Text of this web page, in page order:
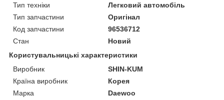
Тип техніки
Легковий автомобіль
Тип запчастини
Оригінал
Код запчастини
96536712
Стан
Новий
Користувальницькі характеристики
Виробник
SHIN-KUM
Країна виробник
Корея
Марка
Daewoo